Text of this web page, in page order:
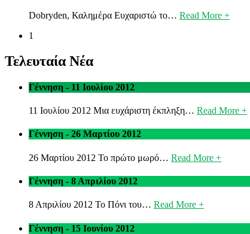
Dobryden, Καλημέρα Ευχαριστώ το… Read More +
1
Τελευταία Νέα
Γέννηση - 11 Ιουλίου 2012
11 Ιουλίου 2012 Μια ευχάριστη έκπληξη… Read More +
Γέννηση - 26 Μαρτίου 2012
26 Μαρτίου 2012 Το πρώτο μωρό… Read More +
Γέννηση - 8 Απριλίου 2012
8 Απριλίου 2012 Το Πόνι του… Read More +
Γέννηση - 15 Ιουνίου 2012